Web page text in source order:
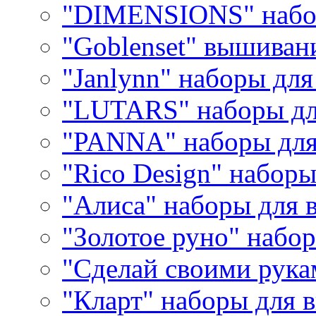
"DIMENSIONS"
"Goblenset"
"Janlynn" наборы
"LUTARS" наборы
"PANNA" наборы
"Rico Design"
"Алиса" наборы для
"Золотое руно"
"Сделай своими
"Кларт" наборы для